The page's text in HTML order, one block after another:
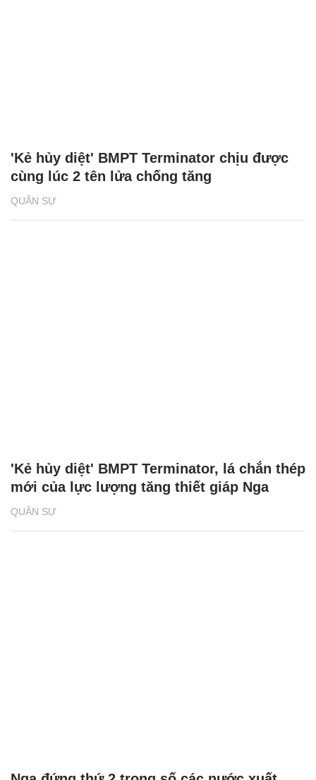
QUÂN SỰ
'Kẻ hủy diệt' BMPT Terminator chịu được
cùng lúc 2 tên lửa chống tăng
QUÂN SỰ
'Kẻ hủy diệt' BMPT Terminator, lá chắn thép
mới của lực lượng tăng thiết giáp Nga